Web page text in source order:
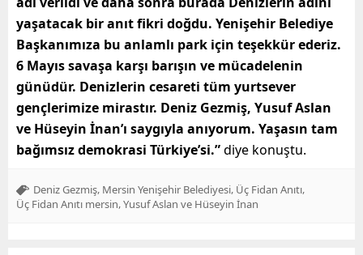
yaşatacak bir anıt fikri doğdu. Yenişehir Belediye
Başkanımıza bu anlamlı park için teşekkür ederiz.
6 Mayıs savaşa karşı barışın ve mücadelenin
günüdür. Denizlerin cesareti tüm yurtsever
gençlerimize mirastır. Deniz Gezmiş, Yusuf Aslan
ve Hüseyin İnan’ı saygıyla anıyorum. Yaşasın tam
bağımsız demokrasi Türkiye’si.”diye konuştu.
Deniz Gezmiş Mersin Yenişehir Belediyesi Üç Fidan Anıtı
Üç Fidan Anıtı mersin Yusuf Aslan ve Hüseyin İnan